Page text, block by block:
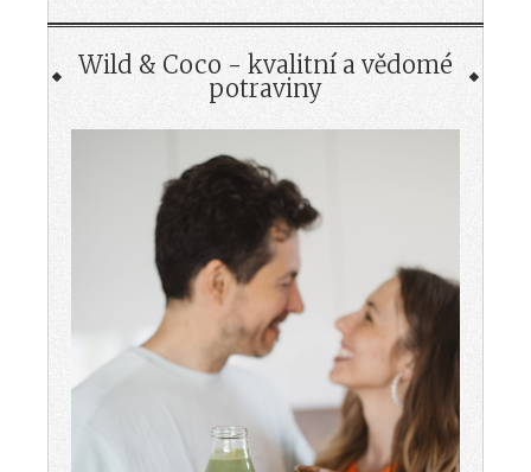
Wild & Coco - kvalitní a vědomé
potraviny